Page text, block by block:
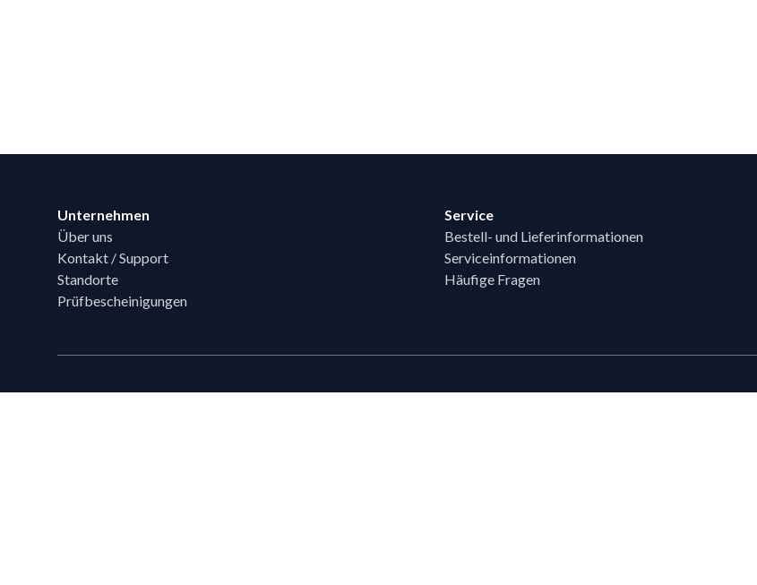
Unternehmen
Über uns
Kontakt / Support
Standorte
Prüfbescheinigungen
Service
Bestell- und Lieferinformationen
Serviceinformationen
Häufige Fragen